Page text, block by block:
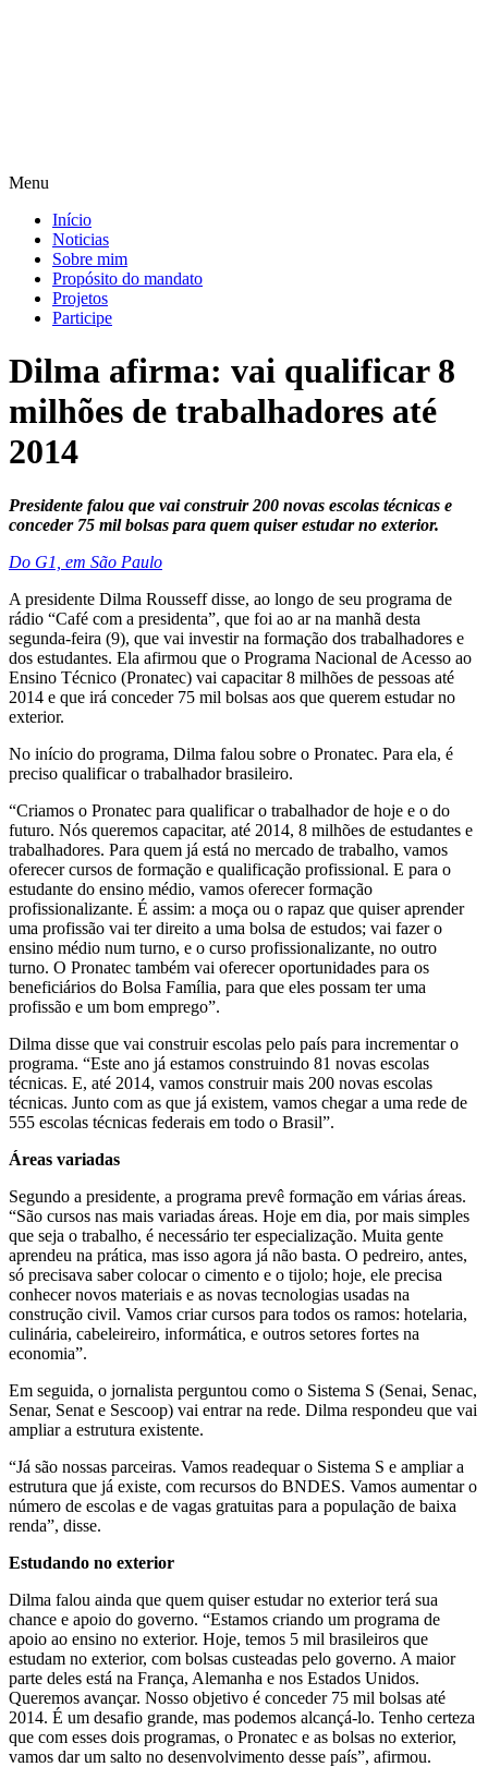
Menu
Início
Noticias
Sobre mim
Propósito do mandato
Projetos
Participe
Dilma afirma: vai qualificar 8
milhões de trabalhadores até
2014
Presidente falou que vai construir 200 novas escolas técnicas e
conceder 75 mil bolsas para quem quiser estudar no exterior.
Do G1, em São Paulo
A presidente Dilma Rousseff disse, ao longo de seu programa de
rádio “Café com a presidenta”, que foi ao ar na manhã desta
segunda-feira (9), que vai investir na formação dos trabalhadores e
dos estudantes. Ela afirmou que o Programa Nacional de Acesso ao
Ensino Técnico (Pronatec) vai capacitar 8 milhões de pessoas até
2014 e que irá conceder 75 mil bolsas aos que querem estudar no
exterior.
No início do programa, Dilma falou sobre o Pronatec. Para ela, é
preciso qualificar o trabalhador brasileiro.
“Criamos o Pronatec para qualificar o trabalhador de hoje e o do
futuro. Nós queremos capacitar, até 2014, 8 milhões de estudantes e
trabalhadores. Para quem já está no mercado de trabalho, vamos
oferecer cursos de formação e qualificação profissional. E para o
estudante do ensino médio, vamos oferecer formação
profissionalizante. É assim: a moça ou o rapaz que quiser aprender
uma profissão vai ter direito a uma bolsa de estudos; vai fazer o
ensino médio num turno, e o curso profissionalizante, no outro
turno. O Pronatec também vai oferecer oportunidades para os
beneficiários do Bolsa Família, para que eles possam ter uma
profissão e um bom emprego”.
Dilma disse que vai construir escolas pelo país para incrementar o
programa. “Este ano já estamos construindo 81 novas escolas
técnicas. E, até 2014, vamos construir mais 200 novas escolas
técnicas. Junto com as que já existem, vamos chegar a uma rede de
555 escolas técnicas federais em todo o Brasil”.
Áreas variadas
Segundo a presidente, a programa prevê formação em várias áreas.
“São cursos nas mais variadas áreas. Hoje em dia, por mais simples
que seja o trabalho, é necessário ter especialização. Muita gente
aprendeu na prática, mas isso agora já não basta. O pedreiro, antes,
só precisava saber colocar o cimento e o tijolo; hoje, ele precisa
conhecer novos materiais e as novas tecnologias usadas na
construção civil. Vamos criar cursos para todos os ramos: hotelaria,
culinária, cabeleireiro, informática, e outros setores fortes na
economia”.
Em seguida, o jornalista perguntou como o Sistema S (Senai, Senac,
Senar, Senat e Sescoop) vai entrar na rede. Dilma respondeu que vai
ampliar a estrutura existente.
“Já são nossas parceiras. Vamos readequar o Sistema S e ampliar a
estrutura que já existe, com recursos do BNDES. Vamos aumentar o
número de escolas e de vagas gratuitas para a população de baixa
renda”, disse.
Estudando no exterior
Dilma falou ainda que quem quiser estudar no exterior terá sua
chance e apoio do governo. “Estamos criando um programa de
apoio ao ensino no exterior. Hoje, temos 5 mil brasileiros que
estudam no exterior, com bolsas custeadas pelo governo. A maior
parte deles está na França, Alemanha e nos Estados Unidos.
Queremos avançar. Nosso objetivo é conceder 75 mil bolsas até
2014. É um desafio grande, mas podemos alcançá-lo. Tenho certeza
que com esses dois programas, o Pronatec e as bolsas no exterior,
vamos dar um salto no desenvolvimento desse país”, afirmou.